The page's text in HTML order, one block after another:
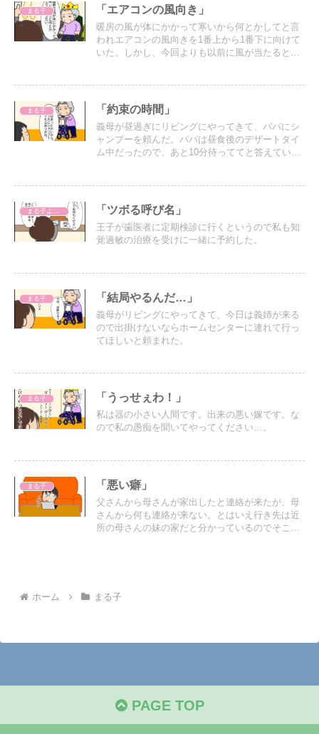
まる子 「エアコンの風向き」
暖房の風が体にかかって寒いから何とかしてと言
われエアコンの風向きを1番上から1番下に向けて
いた。しかし、今回よりも以前に風が当たると言
まる子 「約束の時間」
義母が昼過ぎにリビングにやってきて、パパにシ
ャンプーを頼んだ。パパは昼食後のデザートタイ
ム中だったので、あと10分待っててと答えてい
まる子よもやま話 「ツボる呼び名」
王子が歯医者に定期検診に行くというので私も知
覚過敏の治療を受けに一緒に予約した。
まる子 「結局やるんだ…」
義母がリビングにやってきて、今日は義姉が来る
ので出掛けないならホームセンターに連れて行っ
てほしいと頼まれた。
まる子 「うっせぇわ！」
私は器の小さい人間です。出来の悪い嫁です。な
ので私の愚痴を聞いてやってください…。
まる子 「悪い癖」
父さんから母さんが家出したと連絡が来たが、母
さんから何も連絡が来ない。とはいえ行き先は近
所の母さんの妹の家だと分かっているのでそこは
ホーム まる子
PAGE TOP